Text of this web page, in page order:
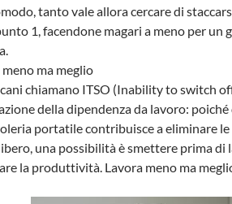
tanto vale allora cercare di
1, facendone magari a meno per un
meno ma meglio
chiamano ITSO (Inability to switch
della dipendenza da lavoro: poiché
portatile contribuisce a eliminare
una possibilità è smettere prima di
la produttività. Lavora meno ma